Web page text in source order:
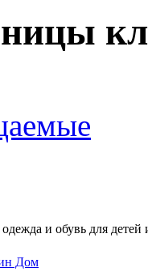
и обувь для детей
Дом